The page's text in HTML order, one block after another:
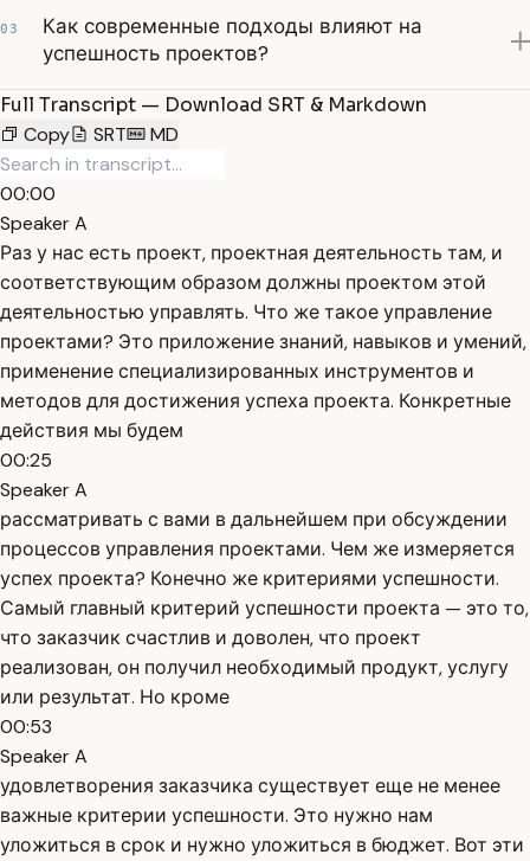
03
Как современные подходы влияют на
успешность проектов?
Full Transcript — Download SRT & Markdown
Copy
SRT MD
00:00
Speaker A
Раз у нас есть проект, проектная деятельность там, и
соответствующим образом должны проектом этой
деятельностью управлять. Что же такое управление
проектами? Это приложение знаний, навыков и умений,
применение специализированных инструментов и
методов для достижения успеха проекта. Конкретные
действия мы будем
00:25
Speaker A
рассматривать с вами в дальнейшем при обсуждении
процессов управления проектами. Чем же измеряется
успех проекта? Конечно же критериями успешности.
Самый главный критерий успешности проекта — это то,
что заказчик счастлив и доволен, что проект
реализован, он получил необходимый продукт, услугу
или результат. Но кроме
00:53
Speaker A
удовлетворения заказчика существует еще не менее
важные критерии успешности. Это нужно нам
уложиться в срок и нужно уложиться в бюджет. Вот эти